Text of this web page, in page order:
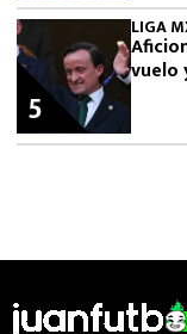
LIGA
vuelo
5